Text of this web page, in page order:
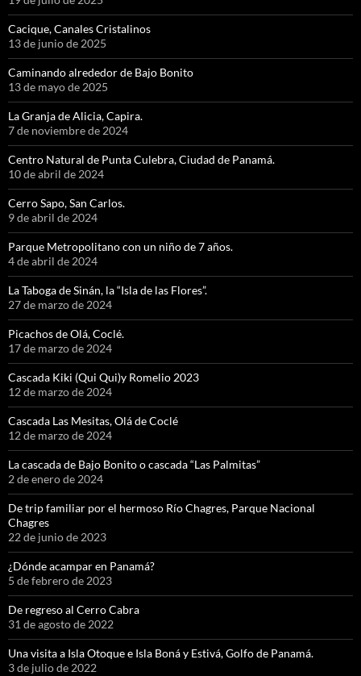
Cacique, Canales Cristalinos
13 de junio de 2025
Caminando alrededor de Bajo Bonito
13 de mayo de 2025
La Granja de Alicia, Capira.
7 de noviembre de 2024
Centro Natural de Punta Culebra, Ciudad de Panamá.
10 de abril de 2024
Cerro Sapo, San Carlos.
9 de abril de 2024
Parque Metropolitano con un niño de 7 años.
4 de abril de 2024
La Taboga de Sinán, la “Isla de las Flores”.
27 de marzo de 2024
Picachos de Olá, Coclé.
17 de marzo de 2024
Cascada Kiki (Qui Qui)y Romelio 2023
12 de marzo de 2024
Cascada Las Mesitas, Olá de Coclé
12 de marzo de 2024
La cascada de Bajo Bonito o cascada “Las Palmitas”
2 de enero de 2024
De trip familiar por el hermoso Río Chagres, Parque Nacional
Chagres
22 de junio de 2023
¿Dónde acampar en Panamá?
5 de febrero de 2023
De regreso al Cerro Cabra
31 de agosto de 2022
Una visita a Isla Otoque e Isla Boná y Estivá, Golfo de Panamá.
3 de julio de 2022